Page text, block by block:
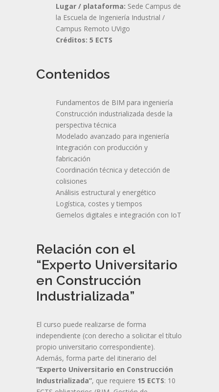
Lugar / plataforma: Sede Campus de
la Escuela de Ingeniería Industrial /
Campus Remoto UVigo
Créditos: 5 ECTS
Contenidos
Fundamentos de BIM para ingeniería
Construcción industrializada desde la
perspectiva técnica
Modelado avanzado para ingeniería
Integración con producción y
fabricación
Coordinación técnica y detección de
colisiones
Análisis estructural y energético
Logística, costes y tiempos
Gemelos digitales e integración con IoT
Relación con el
“Experto Universitario
en Construcción
Industrializada”
El curso puede realizarse de forma
independiente (con derecho a solicitar el título
propio universitario correspondiente).
Además, forma parte del itinerario del
“Experto Universitario en Construcción
Industrializada”, que requiere 15 ECTS: 10